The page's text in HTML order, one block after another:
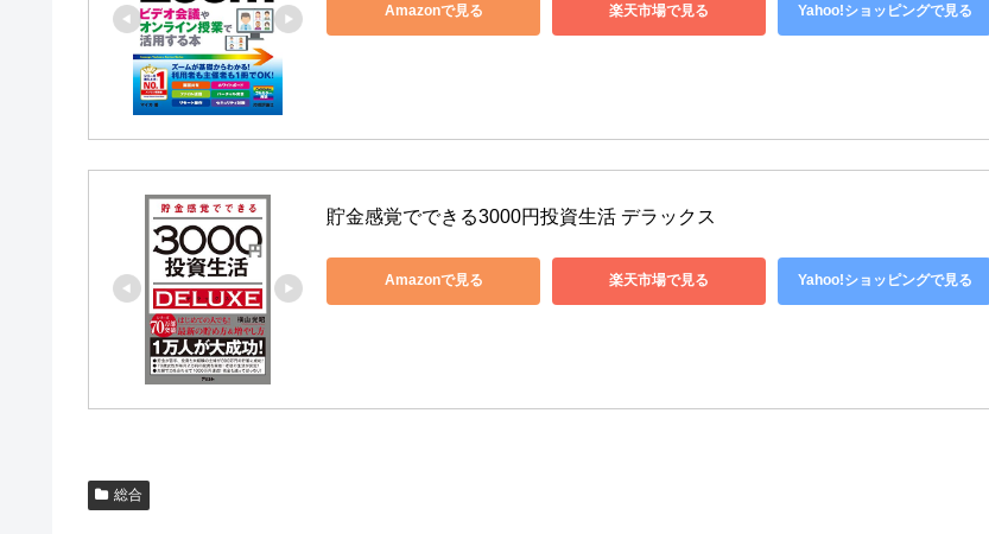
Amazonで見る 楽天市場で見る Yahoo!ショッピングで見る
貯金感覚でできる3000円投資生活 デラックス
Amazonで見る 楽天市場で見る Yahoo!ショッピングで見る
総合